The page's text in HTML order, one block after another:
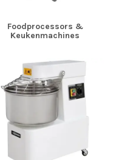
Foodprocessors &
Keukenmachines